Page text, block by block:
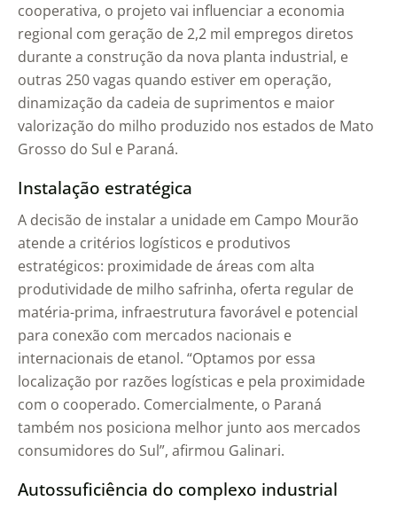
cooperativa, o projeto vai influenciar a economia
regional com geração de 2,2 mil empregos diretos
durante a construção da nova planta industrial, e
outras 250 vagas quando estiver em operação,
dinamização da cadeia de suprimentos e maior
valorização do milho produzido nos estados de Mato
Grosso do Sul e Paraná.
Instalação estratégica
A decisão de instalar a unidade em Campo Mourão
atende a critérios logísticos e produtivos
estratégicos: proximidade de áreas com alta
produtividade de milho safrinha, oferta regular de
matéria-prima, infraestrutura favorável e potencial
para conexão com mercados nacionais e
internacionais de etanol. “Optamos por essa
localização por razões logísticas e pela proximidade
com o cooperado. Comercialmente, o Paraná
também nos posiciona melhor junto aos mercados
consumidores do Sul”, afirmou Galinari.
Autossuficiência do complexo industrial